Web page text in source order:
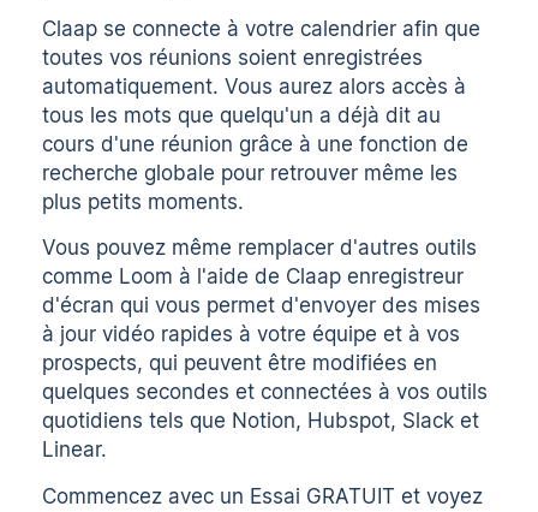
Claap se connecte à votre calendrier afin que
toutes vos réunions soient enregistrées
automatiquement. Vous aurez alors accès à
tous les mots que quelqu'un a déjà dit au
cours d'une réunion grâce à une fonction de
recherche globale pour retrouver même les
plus petits moments.
Vous pouvez même remplacer d'autres outils
comme Loom à l'aide de Claap enregistreur
d'écran qui vous permet d'envoyer des mises
à jour vidéo rapides à votre équipe et à vos
prospects, qui peuvent être modifiées en
quelques secondes et connectées à vos outils
quotidiens tels que Notion, Hubspot, Slack et
Linear.
Commencez avec un Essai GRATUIT et voyez